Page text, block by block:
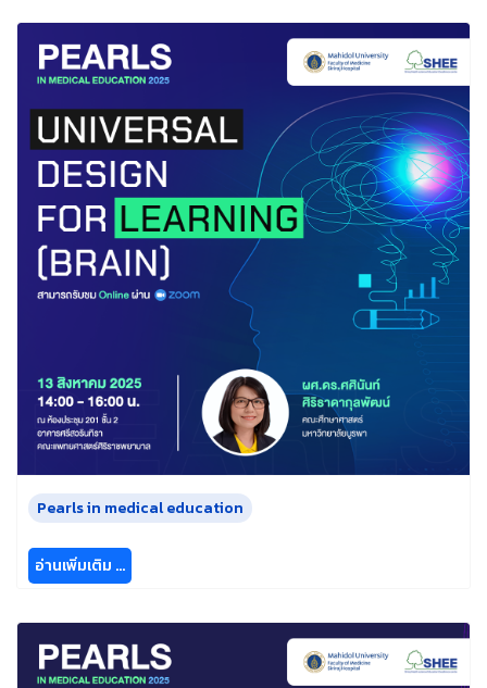
Pearls in medical education
อ่านเพิ่มเติม …